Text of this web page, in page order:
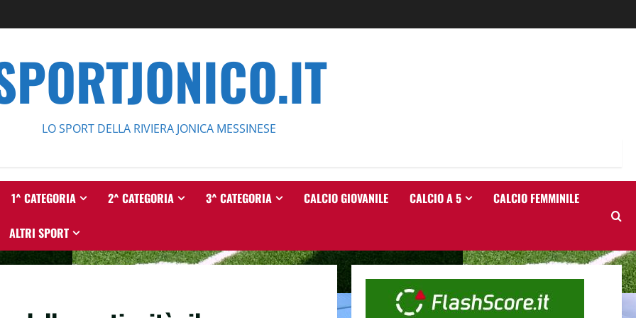
LO SPORT DELLA RIVIERA JONICA MESSINESE
1^ CATEGORIA 2^ CATEGORIA 3^ CATEGORIA CALCIO GIOVANILE CALCIO A 5 CALCIO FEMMINILE
ALTRI SPORT